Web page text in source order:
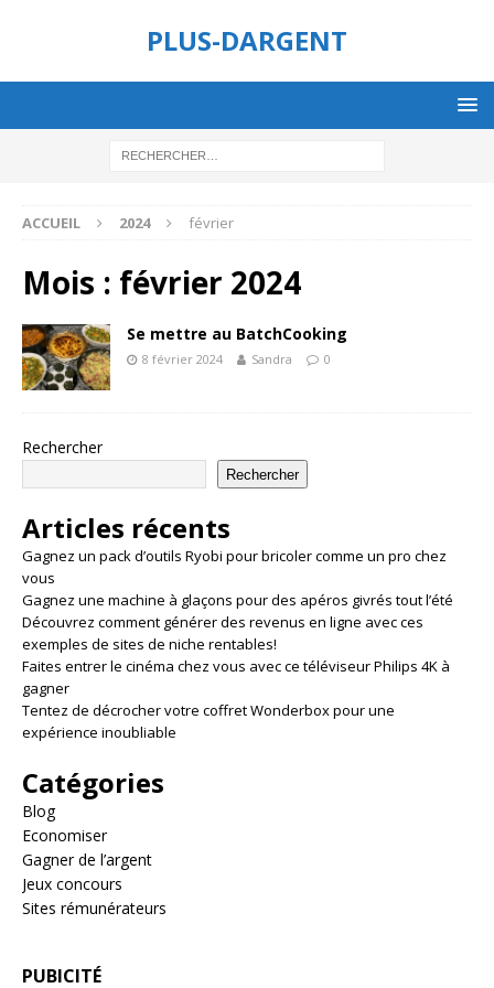
PLUS-DARGENT
ACCUEIL 2024 février
Mois : février 2024
Se mettre au BatchCooking
8 février 2024 Sandra 0
Rechercher
Rechercher
Articles récents
Gagnez un pack d’outils Ryobi pour bricoler comme un pro chez
vous
Gagnez une machine à glaçons pour des apéros givrés tout l’été
Découvrez comment générer des revenus en ligne avec ces
exemples de sites de niche rentables!
Faites entrer le cinéma chez vous avec ce téléviseur Philips 4K à
gagner
Tentez de décrocher votre coffret Wonderbox pour une
expérience inoubliable
Catégories
Blog
Economiser
Gagner de l’argent
Jeux concours
Sites rémunérateurs
PUBICITÉ